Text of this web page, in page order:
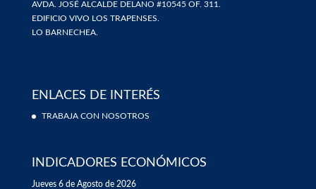
AVDA. JOSÉ ALCALDE DELANO #10545 OF. 311.
EDIFICIO VIVO LOS TRAPENSES.
LO BARNECHEA.
ENLACES DE INTERÉS
TRABAJA CON NOSOTROS
INDICADORES ECONÓMICOS
Jueves 6 de Agosto de 2026